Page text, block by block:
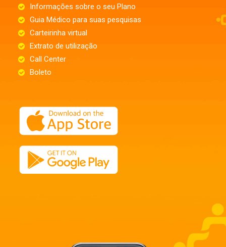
Informações sobre o seu Plano
Guia Médico para suas pesquisas
Carteirinha virtual
Extrato de utilização
Call Center
Boleto